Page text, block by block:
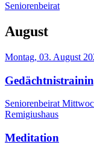
Seniorenbeirat
August
Montag, 03. August
Seniorenbeirat
Remigiushaus
Meditation